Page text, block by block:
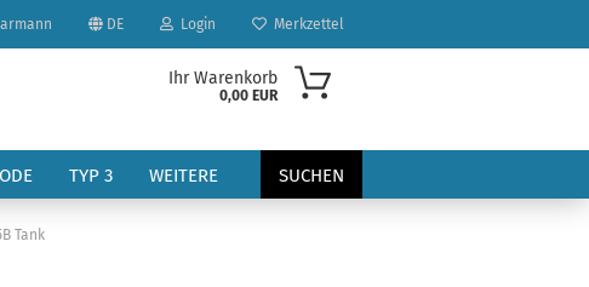
DE Login Merkzettel
Ihr Warenkorb
0,00 EUR
TYP 3 SUCHEN
WEITERE
Tank